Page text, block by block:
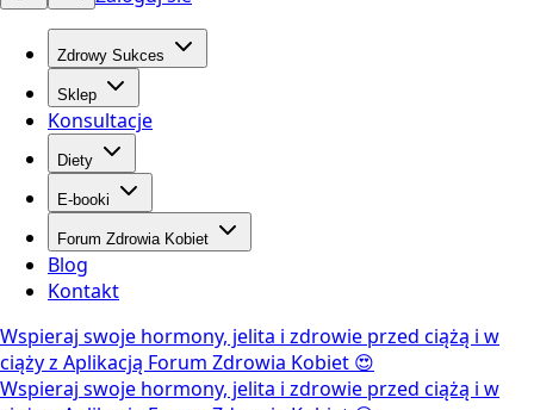
Zdrowy Sukces
Sklep
Konsultacje
Diety
E-booki
Forum Zdrowia Kobiet
Blog
Kontakt
Wspieraj swoje hormony, jelita i zdrowie przed ciążą i w
ciąży z Aplikacją Forum Zdrowia Kobiet 😍
Wspieraj swoje hormony, jelita i zdrowie przed ciążą i w